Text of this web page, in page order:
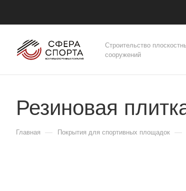
Строительство
сооружений
Резиновая
Главная — Покрытия для спортивных площадок —